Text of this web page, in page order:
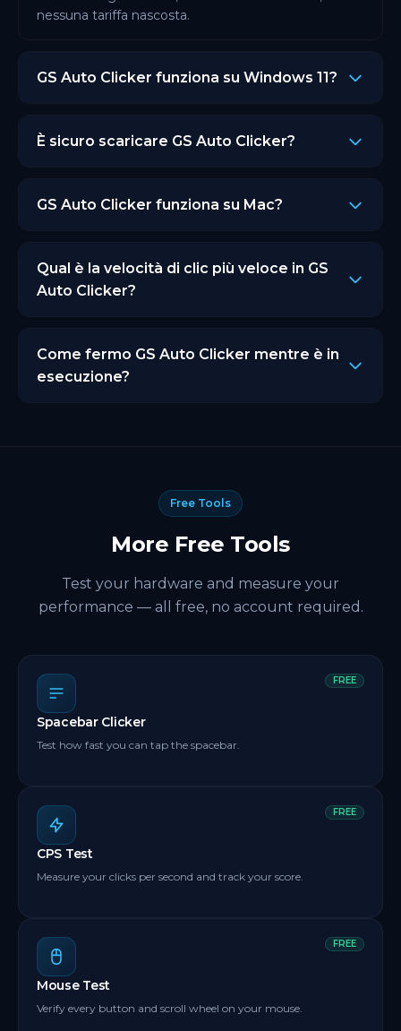
nessuna tariffa nascosta.
GS Auto Clicker funziona su Windows 11?
Windows 7, 8, 10 e 11. Sia sistemi a 32 bit che a 64
È sicuro scaricare GS Auto Clicker?
scansionata e verificata prima del rilascio. Nessun
GS Auto Clicker funziona su Mac?
AutoClicker.org funziona su Windows, Mac, Android
e Chrome. Se hai bisogno di GS Auto Clicker su Mac,
AutoClicker.org è l'alternativa.
Qual è la velocità di clic più veloce in GS
Auto Clicker?
Inizia a 100ms e abbassa gradualmente in base al
Come fermo GS Auto Clicker mentre è in
esecuzione?
Free Tools
More Free Tools
Test your hardware and measure your
performance — all free, no account required.
FREE
Spacebar Clicker
Test how fast you can tap the spacebar.
FREE
CPS Test
Measure your clicks per second and track your score.
FREE
Mouse Test
Verify every button and scroll wheel on your mouse.